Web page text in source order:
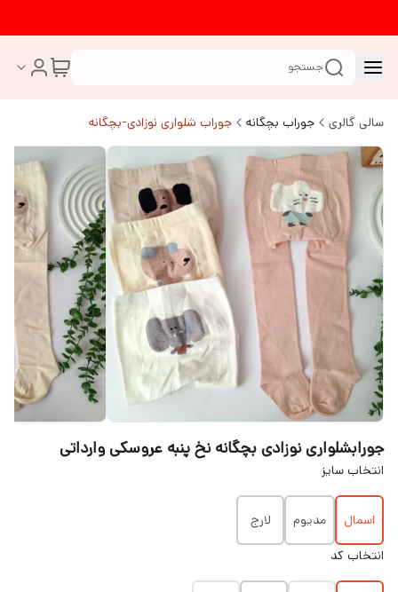
جستجو
سالی گالری جوراب بچگانه جوراب شلواری نوزادی-بچگانه
جورابشلواری نوزادی بچگانه نخ پنبه عروسکی وارداتی
انتخاب سایز
اسمال مدیوم
لارج
انتخاب کد